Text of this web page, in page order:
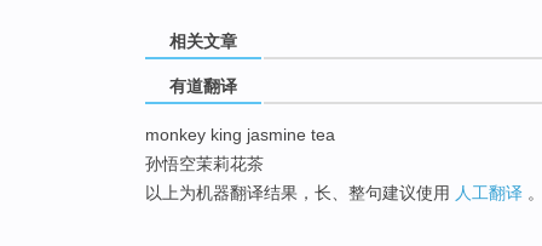
相关文章
有道翻译
monkey king jasmine tea
孙悟空茉莉花茶
以上为机器翻译结果，长、整句建议使用 人工翻译